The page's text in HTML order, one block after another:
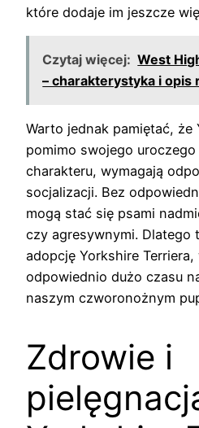
które dodaje im jeszcze
Czytaj więcej: West
– charakterystyka i opis
Warto jednak pamiętać, że
pomimo swojego
charakteru, wymagają
socjalizacji. Bez
mogą stać się psami
czy agresywnymi. Dlatego
adopcję Yorkshire
odpowiednio dużo czasu
naszym czworonożnym
Zdrowie i